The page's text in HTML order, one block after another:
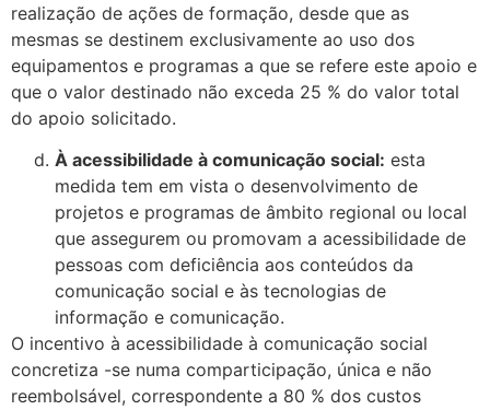
realização de ações de formação, desde que as
mesmas se destinem exclusivamente ao uso dos
equipamentos e programas a que se refere este apoio e
que o valor destinado não exceda 25 % do valor total
do apoio solicitado.
À acessibilidade à comunicação social: esta
medida tem em vista o desenvolvimento de
projetos e programas de âmbito regional ou local
que assegurem ou promovam a acessibilidade de
pessoas com deficiência aos conteúdos da
comunicação social e às tecnologias de
informação e comunicação.
O incentivo à acessibilidade à comunicação social
concretiza -se numa comparticipação, única e não
reembolsável, correspondente a 80 % dos custos